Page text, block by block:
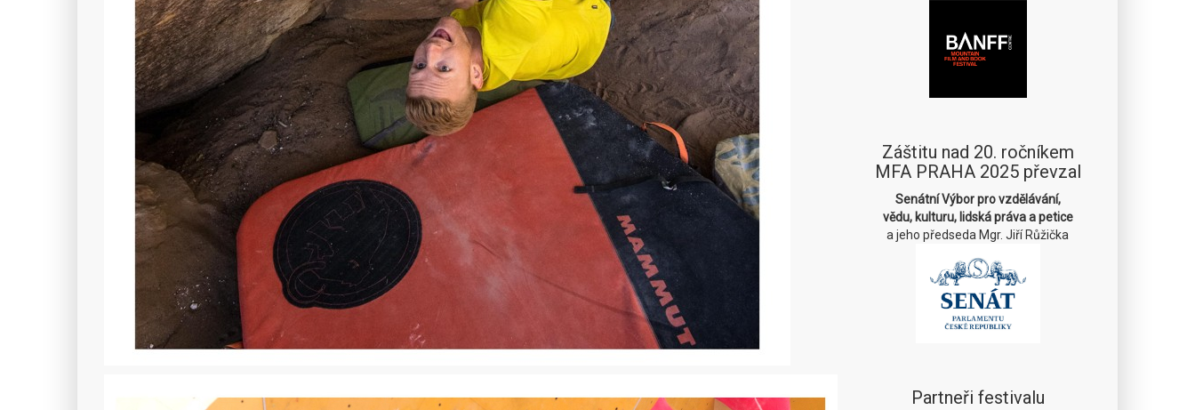
Záštitu nad 20. ročníkem
MFA PRAHA 2025 převzal
Senátní Výbor pro vzdělávání,
vědu, kulturu, lidská práva a petice
a jeho předseda Mgr. Jiří Růžička
Partneři festivalu